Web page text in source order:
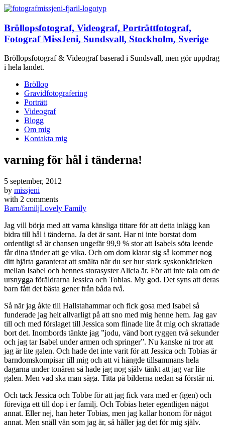
Bröllopsfotograf, Videograf, Porträttfotograf,
Fotograf MissJeni, Sundsvall, Stockholm, Sverige
Bröllopsfotograf & Videograf baserad i Sundsvall, men gör uppdrag
i hela landet.
Bröllop
Gravidfotografering
Porträtt
Videograf
Blogg
Om mig
Kontakta mig
varning för hål i tänderna!
5 september, 2012
by missjeni
with 2 comments
Barn/familjLovely Family
Jag vill börja med att varna känsliga tittare för att detta inlägg kan
bidra till hål i tänderna. Ja det är sant. Har ni inte borstat dom
ordentligt så är chansen ungefär 99,9 % stor att Isabels söta leende
får dina tänder att ge vika. Och om dom klarar sig så kommer nog
ditt hjärta garanterat att smälta när du ser hur stark syskonkärleken
mellan Isabel och hennes storasyster Alicia är. För att inte tala om de
ursnygga föräldrarna Jessica och Tobias. My god. Det syns att deras
barn fått det bästa gener från båda två.
Så när jag åkte till Hallstahammar och fick gosa med Isabel så
funderade jag helt allvarligt på att sno med mig henne hem. Jag gav
till och med förslaget till Jessica som flinade lite åt mig och skrattade
bort det. Inombords tänkte jag ”jodu, vänd bort ryggen två sekunder
och jag tar Isabel under armen och springer”. Nu kanske ni tror att
jag är lite galen. Och hade det inte varit för att Jessica och Tobias är
barndomskompisar till mig och att vi hängde tillsammans hela
dagarna under tonåren så hade jag nog själv tänkt att jag var lite
galen. Men vad ska man säga. Titta på bilderna nedan så förstår ni.
Och tack Jessica och Tobbe för att jag fick vara med er (igen) och
föreviga ett till dop i er familj. Och Tobias heter egentligen något
annat. Eller nej, han heter Tobias, men jag kallar honom för något
annat. Men snäll vän som jag är, så håller jag det för mig själv.